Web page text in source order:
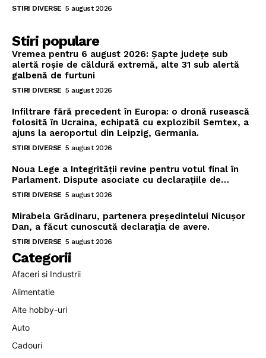
STIRI DIVERSE 5 august 2026
Stiri populare
Vremea pentru 6 august 2026: Șapte județe sub
alertă roșie de căldură extremă, alte 31 sub alertă
galbenă de furtuni
STIRI DIVERSE 5 august 2026
Infiltrare fără precedent în Europa: o dronă rusească
folosită în Ucraina, echipată cu explozibil Semtex, a
ajuns la aeroportul din Leipzig, Germania.
STIRI DIVERSE 5 august 2026
Noua Lege a Integrității revine pentru votul final în
Parlament. Dispute asociate cu declarațiile de…
STIRI DIVERSE 5 august 2026
Mirabela Grădinaru, partenera președintelui Nicușor
Dan, a făcut cunoscută declarația de avere.
STIRI DIVERSE 5 august 2026
Categorii
Afaceri si Industrii
Alimentatie
Alte hobby-uri
Auto
Cadouri